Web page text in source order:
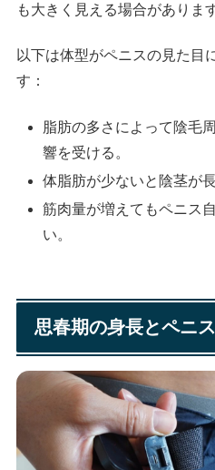
も大きく見える場合がありま
以下は体型がペニスの見た目
す：
脂肪の多さによって陰毛
響を受ける。
体脂肪が少ないと陰茎が
筋肉量が増えてもペニス
い。
思春期の身長とペニ